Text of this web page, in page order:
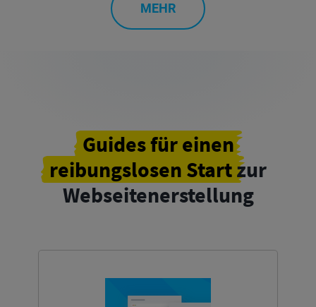
MEHR
Guides für einen
reibungslosen Startzur
Webseitenerstellung